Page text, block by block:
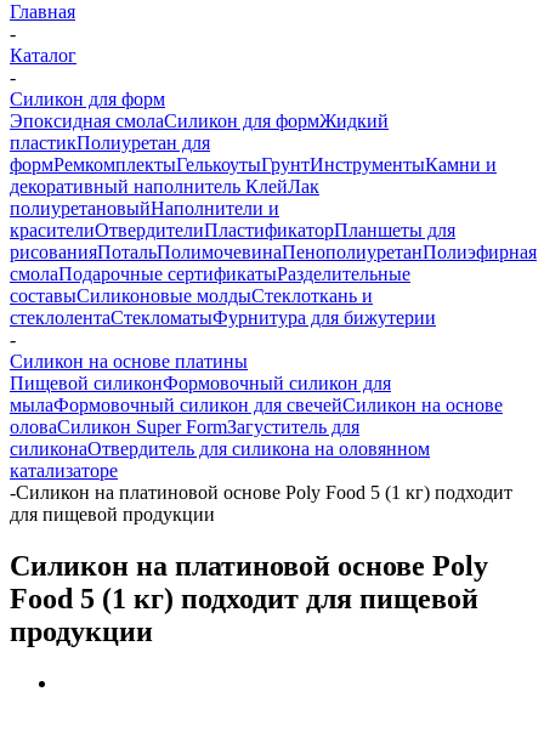
Главная
-
Каталог
-
Силикон для форм
Эпоксидная смолаСиликон для формЖидкий
пластикПолиуретан для
формРемкомплектыГелькоутыГрунтИнструментыКамни и
декоративный наполнитель КлейЛак
полиуретановыйНаполнители и
красителиОтвердителиПластификаторПланшеты для
рисованияПотальПолимочевинаПенополиуретанПолиэфирная
смолаПодарочные сертификатыРазделительные
составыСиликоновые молдыСтеклоткань и
стеклолентаСтекломатыФурнитура для бижутерии
-
Силикон на основе платины
Пищевой силиконФормовочный силикон для
мылаФормовочный силикон для свечейСиликон на основе
оловаСиликон Super FormЗагуститель для
силиконаОтвердитель для силикона на оловянном
катализаторе
-Силикон на платиновой основе Poly Food 5 (1 кг) подходит
для пищевой продукции
Силикон на платиновой основе Poly
Food 5 (1 кг) подходит для пищевой
продукции